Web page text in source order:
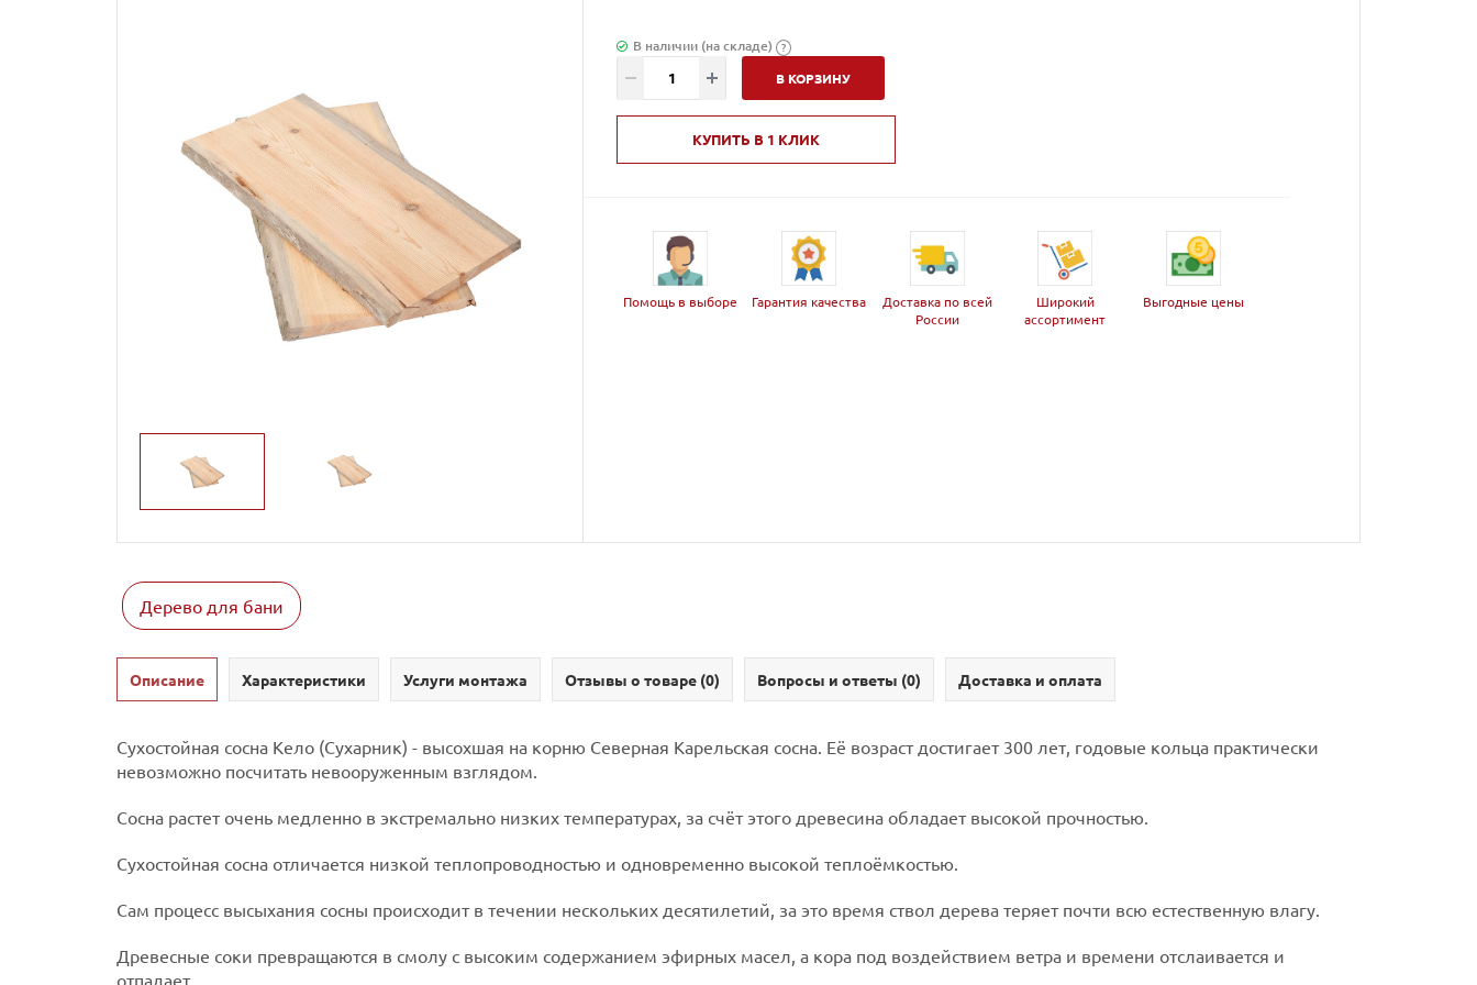
В наличии (на складе) ?
В КОРЗИНУ
КУПИТЬ В 1 КЛИК
Помощь в выборе Гарантия качества
Доставка по всей
России
Широкий
ассортимент
Выгодные цены
Дерево для бани
Описание Характеристики Услуги монтажа Отзывы о товаре (0) Вопросы и ответы (0) Доставка и оплата
Сухостойная сосна Кело (Сухарник) - высохшая на корню Северная Карельская сосна. Её возраст достигает 300 лет, годовые кольца практически
невозможно посчитать невооруженным взглядом.
Сосна растет очень медленно в экстремально низких температурах, за счёт этого древесина обладает высокой прочностью.
Сухостойная сосна отличается низкой теплопроводностью и одновременно высокой теплоёмкостью.
Сам процесс высыхания сосны происходит в течении нескольких десятилетий, за это время ствол дерева теряет почти всю естественную влагу.
Древесные соки превращаются в смолу с высоким содержанием эфирных масел, а кора под воздействием ветра и времени отслаивается и
отпадает.